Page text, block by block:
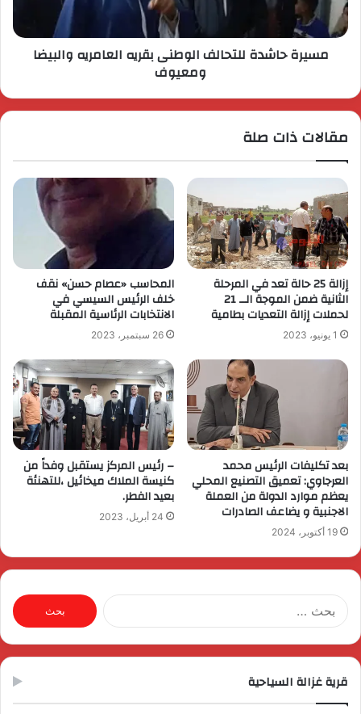
مسيرة حاشدة للتحالف الوطنى بقريه العامريه والبيضا
ومعيوف
مقالات ذات صلة
إزالة 25 حالة تعد في المرحلة
الثانية ضمن الموجة الــ 21
لحملات إزالة التعديات بطامية
1 يونيو، 2023
المحاسب «عصام حسن» نقف
خلف الرئيس السيسي في
الانتخابات الرئاسية المقبلة
26 سبتمبر، 2023
بعد تكليفات الرئيس محمد
العرجاوي: تعميق التصنيع المحلي
يعظم موارد الدولة من العملة
الاجنبية و يضاعف الصادرات
19 أكتوبر، 2024
– رئيس المركز يستقبل وفداً من
كنيسة الملاك ميخائيل ،للتهنئة
بعيد الفطر.
24 أبريل، 2023
البحث
عن:
قرية غزالة السياحية